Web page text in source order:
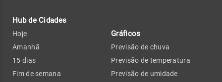
Hub de Cidades
Hoje
Amanhã
15 dias
Fim de semana
Gráficos
Previsão de chuva
Previsão de temperatura
Previsão de umidade